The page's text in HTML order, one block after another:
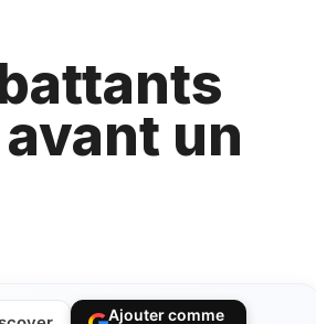
un
Ajouter comme